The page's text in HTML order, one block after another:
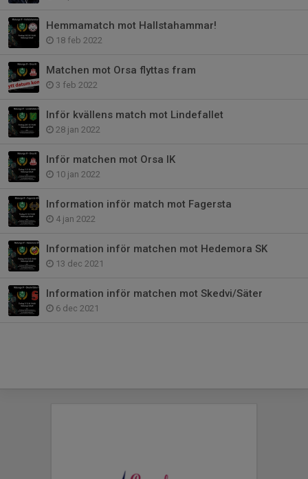
Hemmamatch mot Hallstahammar!
18 feb 2022
Matchen mot Orsa flyttas fram
3 feb 2022
Inför kvällens match mot Lindefallet
28 jan 2022
Inför matchen mot Orsa IK
10 jan 2022
Information inför match mot Fagersta
4 jan 2022
Information inför matchen mot Hedemora SK
13 dec 2021
Information inför matchen mot Skedvi/Säter
6 dec 2021